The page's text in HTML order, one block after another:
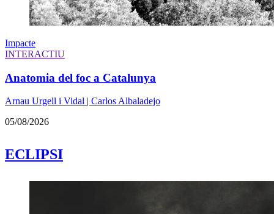
Impacte
INTERACTIU
Anatomia del foc a Catalunya
Arnau Urgell i Vidal | Carlos Albaladejo
05/08/2026
ECLIPSI